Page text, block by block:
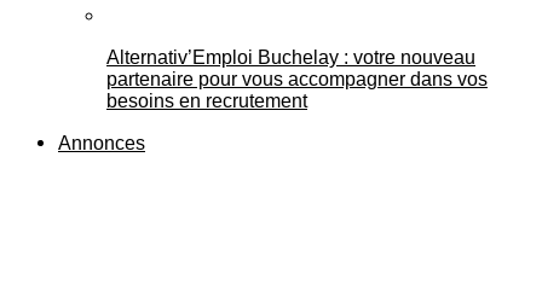
Alternativ’Emploi Buchelay : votre nouveau
partenaire pour vous accompagner dans vos
besoins en recrutement
Annonces